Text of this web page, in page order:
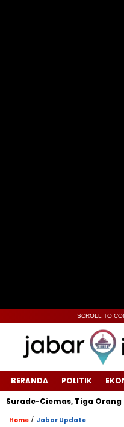
SCROLL TO
BERANDA POLITIK
Ciemas, Tiga Orang
Home / Jabar Update